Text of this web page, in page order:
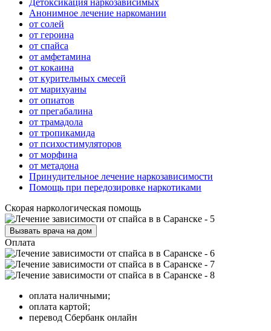
Анонимное лечение наркомании
от солей
от героина
от спайса
от амфетамина
от кокаина
от курительных смесей
от марихуаны
от опиатов
от прегабалина
от трамадола
от тропикамида
от психостимуляторов
от морфина
от метадона
Принудительное лечение наркозависимости
Помощь при передозировке наркотиками
Скорая наркологическая помощь
Вызвать врача на дом
Оплата
оплата наличными;
оплата картой;
перевод Сбербанк онлайн